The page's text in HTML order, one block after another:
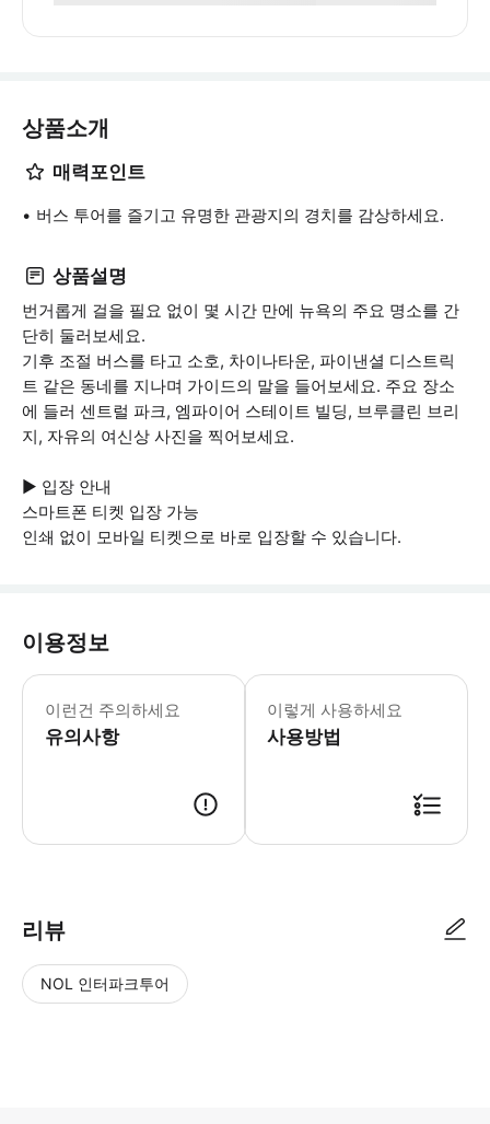
상품소개
매력포인트
버스 투어를 즐기고 유명한 관광지의 경치를 감상하세요.
상품설명
번거롭게 걸을 필요 없이 몇 시간 만에 뉴욕의 주요 명소를 간
단히 둘러보세요.
기후 조절 버스를 타고 소호, 차이나타운, 파이낸셜 디스트릭
트 같은 동네를 지나며 가이드의 말을 들어보세요. 주요 장소
에 들러 센트럴 파크, 엠파이어 스테이트 빌딩, 브루클린 브리
지, 자유의 여신상 사진을 찍어보세요.
▶ 입장 안내
스마트폰 티켓 입장 가능
인쇄 없이 모바일 티켓으로 바로 입장할 수 있습니다.
이용정보
이런건 주의하세요
유의사항
▶ 꼭 알아두세요 * 버스에 수하물과
이렇게 사용하세요
사용방법
리뷰
NOL 인터파크투어